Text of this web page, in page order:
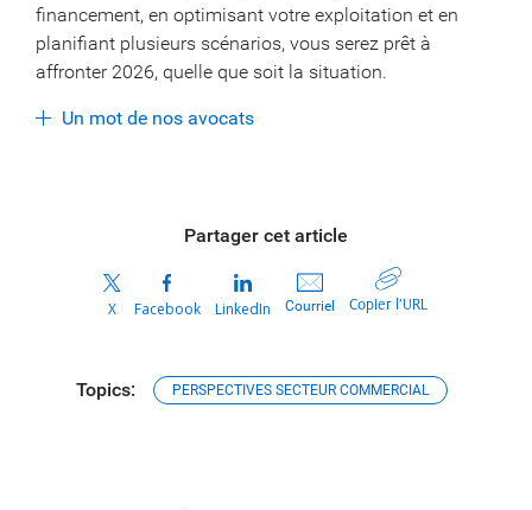
financement, en optimisant votre exploitation et en
planifiant plusieurs scénarios, vous serez prêt à
affronter 2026, quelle que soit la situation.
Un mot de nos avocats
Partager cet article
X Facebook LinkedIn Courriel Copier l’URL
Topics: PERSPECTIVES SECTEUR COMMERCIAL